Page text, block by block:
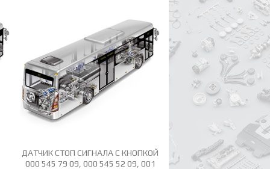
ДАТЧИК СТОП СИГНАЛА С КНОПКОЙ
000 545 79 09, 000 545 52 09, 001
ДАТЧИК СТОП
ВОЗДУШНЫЙ 003